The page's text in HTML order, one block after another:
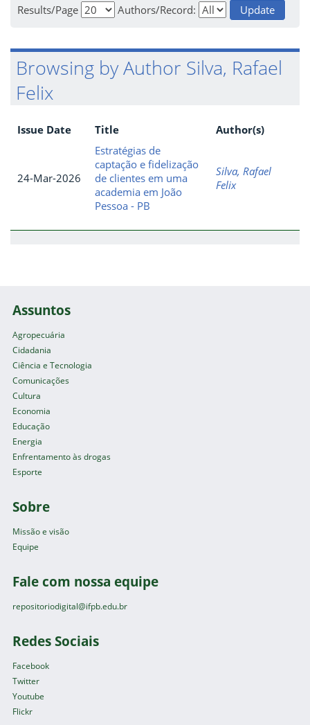
Results/Page
Authors/Record:
Browsing by Author Silva, Rafael
Felix
Issue Date Title Author(s)
24-Mar-2026
Estratégias de
captação e fidelização
de clientes em uma
academia em João
Pessoa - PB
Silva, Rafael
Felix
Assuntos
Agropecuária
Cidadania
Ciência e Tecnologia
Comunicações
Cultura
Economia
Educação
Energia
Enfrentamento às drogas
Esporte
Sobre
Missão e visão
Equipe
Fale com nossa equipe
repositoriodigital@ifpb.edu.br
Redes Sociais
Facebook
Twitter
Youtube
Flickr